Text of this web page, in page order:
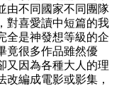
由不同國家不同團隊
對喜愛讀中短篇的我
全是神發想等級的企
竟很多作品雖然優
又因為各種大人的理
改編成電影或影集，